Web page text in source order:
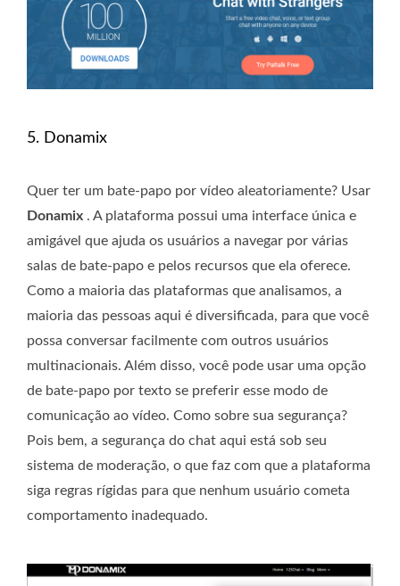
5. Donamix
Quer ter um bate-papo por vídeo aleatoriamente? Usar
Donamix . A plataforma possui uma interface única e
amigável que ajuda os usuários a navegar por várias
salas de bate-papo e pelos recursos que ela oferece.
Como a maioria das plataformas que analisamos, a
maioria das pessoas aqui é diversificada, para que você
possa conversar facilmente com outros usuários
multinacionais. Além disso, você pode usar uma opção
de bate-papo por texto se preferir esse modo de
comunicação ao vídeo. Como sobre sua segurança?
Pois bem, a segurança do chat aqui está sob seu
sistema de moderação, o que faz com que a plataforma
siga regras rígidas para que nenhum usuário cometa
comportamento inadequado.